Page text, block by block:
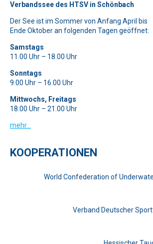
Verbandssee des HTSV in Schönbach
Der See ist im Sommer von Anfang April bis
Ende Oktober an folgenden Tagen geöffnet:
Samstags
11.00 Uhr – 18.00 Uhr
Sonntags
9.00 Uhr – 16.00 Uhr
Mittwochs, Freitags
18.00 Uhr – 21.00 Uhr
mehr…
KOOPERATIONEN
World Confederation of
Verband Deutscher